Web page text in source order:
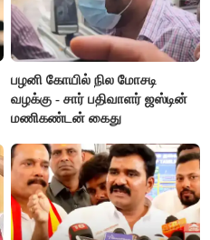
பழனி கோயில் நில மோசடி
வழக்கு - சார் பதிவாளர் ஜஸ்டின்
மணிகண்டன் கைது